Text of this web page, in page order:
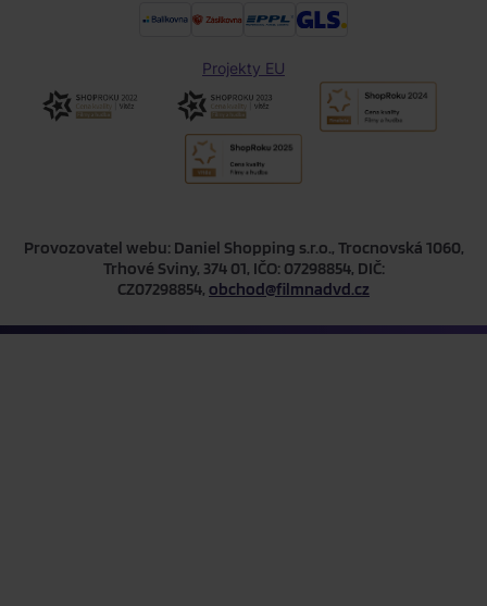
Projekty EU
Provozovatel webu: Daniel Shopping s.r.o., Trocnovská 1060,
Trhové Sviny, 374 01, IČO: 07298854, DIČ:
CZ07298854, obchod@filmnadvd.cz